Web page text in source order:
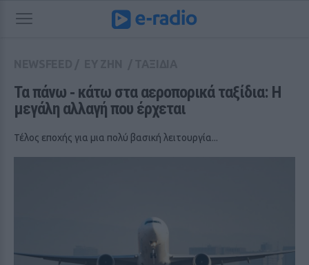
Τα πάνω ‑ κάτω στα αεροπορικά ταξίδια: Η
μεγάλη αλλαγή που έρχεται
Τέλος εποχής για μια πολύ βασική λειτουργία...